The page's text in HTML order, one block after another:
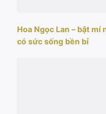
Hoa Ngọc Lan – bật
có sức sống bền bỉ